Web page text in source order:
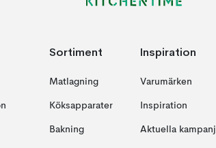
Sortiment
Matlagning
Köksapparater
Bakning
Inspiration
Varumärken
Inspiration
Aktuella